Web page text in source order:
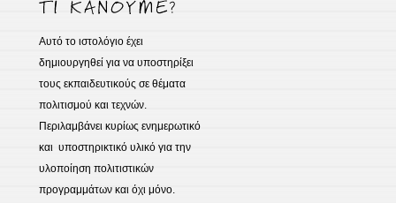
Αυτό το ιστολόγιο έχει
δημιουργηθεί για να υποστηρίξει
τους εκπαιδευτικούς σε θέματα
πολιτισμού και τεχνών.
Περιλαμβάνει κυρίως ενημερωτικό
και υποστηρικτικό υλικό για την
υλοποίηση πολιτιστικών
προγραμμάτων και όχι μόνο.